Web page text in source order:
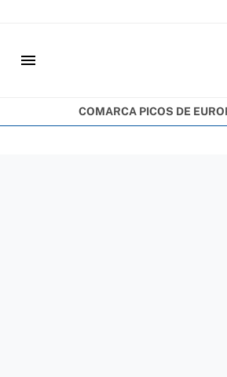
menu
COMARCA PICOS DE